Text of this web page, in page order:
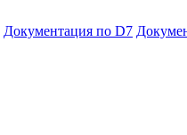
Документация по D7